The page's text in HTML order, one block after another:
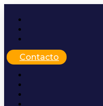
contenido
Contacto